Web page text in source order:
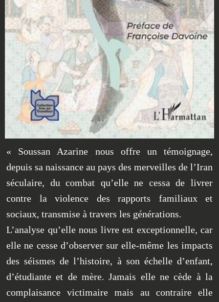
« Soussan Azarine nous offre un témoignage,
depuis sa naissance au pays des merveilles de l’Iran
séculaire, du combat qu’elle ne cessa de livrer
contre la violence des rapports familiaux et
sociaux, transmise à travers les générations.
L’analyse qu’elle nous livre est exceptionnelle, car
elle ne cesse d’observer sur elle-même les impacts
des séismes de l’histoire, à son échelle d’enfant,
d’étudiante et de mère. Jamais elle ne cède à la
complaisance victimaire mais au contraire elle